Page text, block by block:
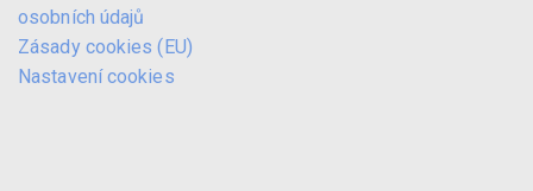
osobních údajů
Zásady cookies (EU)
Nastavení cookies